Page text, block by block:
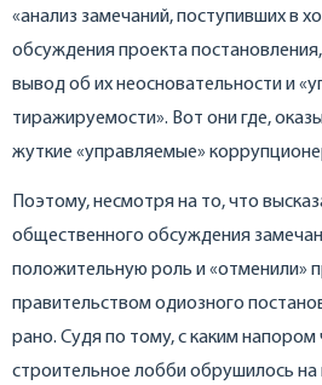
«анализ замечаний, поступивших в
обсуждения проекта
вывод об их неосновательности и
тиражируемости». Вот они где,
жуткие «управляемые»
Поэтому, несмотря на то, что
общественного обсуждения
положительную роль и «отменили»
правительством одиозного
рано. Судя по тому, с каким напором
строительное лобби обрушилось